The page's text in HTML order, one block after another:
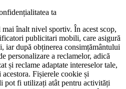
ta
înalt nivel sportiv. În acest scop,
publicitari mobili, care asigură
iar după obținerea consimțământului
personalizare a reclamelor, adică
și reclame adaptate intereselor tale,
Fișierele cookie și
fi utilizați atât pentru activități